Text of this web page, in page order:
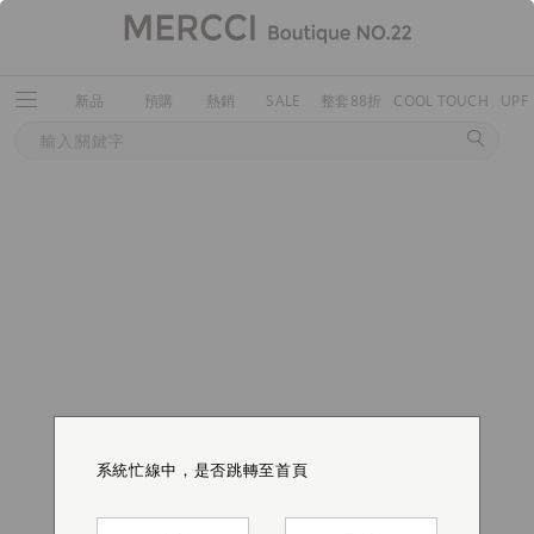
新品 預購 熱銷 SALE 整套88折 COOL TOUCH
系統忙線中，是否跳轉至首頁
系統忙線中，是否跳轉至首頁
系統忙線中，是否跳轉至首頁
系統忙線中，是否跳轉至首頁
系統忙線中，是否跳轉至首頁